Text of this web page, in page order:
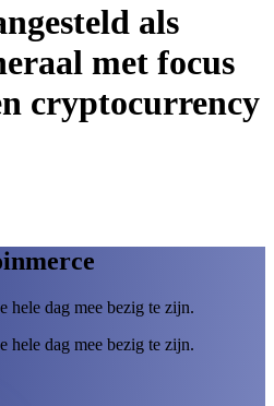
als
met focus
cryptocurrency
hele dag mee bezig te zijn.
hele dag mee bezig te zijn.